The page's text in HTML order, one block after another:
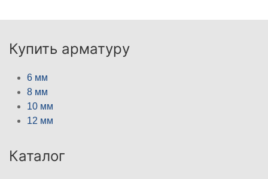
Купить арматуру
6 мм
8 мм
10 мм
12 мм
Каталог